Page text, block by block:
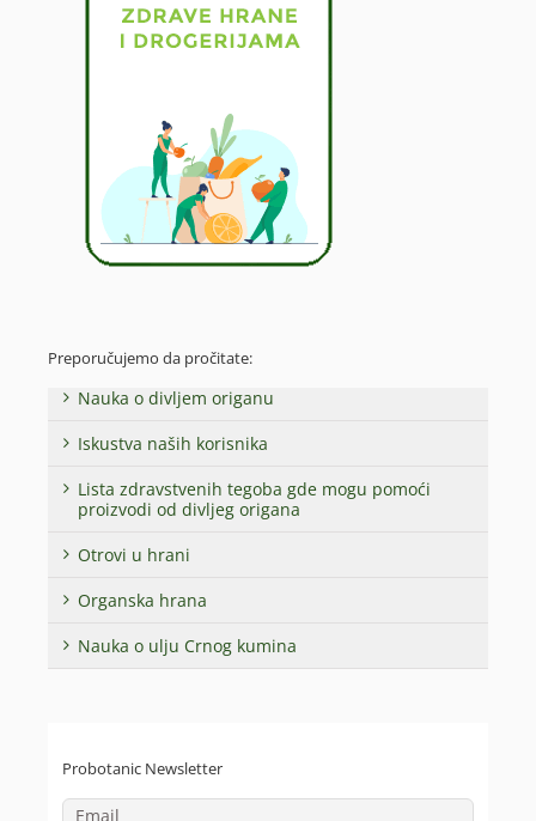
Preporučujemo da pročitate:
Nauka o divljem origanu
Iskustva naših korisnika
Lista zdravstvenih tegoba gde mogu pomoći
proizvodi od divljeg origana
Otrovi u hrani
Organska hrana
Nauka o ulju Crnog kumina
Probotanic Newsletter